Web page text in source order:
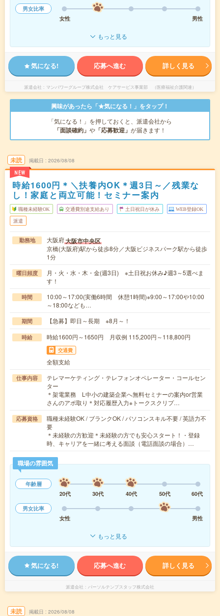
男女比率
女性
男性
もっと見る
気になる! 応募へ進む 詳しく見る
派遣会社 マンパワーグループ株式会社 ケアサービス事業部 （医療福祉介護関連）
興味があったら「★気になる！」をタップ！
「気になる！」を押しておくと、派遣会社から
「面談確約」 や 「応募歓迎」 が届きます！
未読
NEW
掲載日 2026/08/08
時給1600円＊＼扶養内OK＊週3日～／残業な
し！家庭と両立可能！セミナー案内
職種未経験OK 交通費別途支給あり 土日祝日が休み WEB登録OK
派遣
勤務地 大阪府大阪市中央区
京橋(大阪府)駅から徒歩8分／大阪ビジネスパーク駅から徒歩
1分
曜日頻度
月・火・水・木・金(週3日) ※土日祝お休み♪週3～5選べま
す！
時間
10:00～17:00(実働6時間 休憩1時間)※9:00～17:00や10:00
～18:00なども…
期間 【急募】即日～長期 ※8月～！
時給 時給1600円～1650円 月収例 115,200円～118,800円
交通費
全額支給
仕事内容
テレマーケティング・テレフォンオペレーター・コールセン
ター
＊架電業務 L中小の建築企業へ無料セミナーの案内or営業
さんのアポ取り＊対応履歴入力※トークスクリプ…
応募資格
職種未経験OK / ブランクOK / パソコンスキル不要 / 英語力不
要
＊未経験の方歓迎＊未経験の方でも安心スタート！・登録
時、キャリアを一緒に考える面談（電話面談の場合）…
職場の雰囲気
年齢層
20代
30代 40代 50代
60代
男女比率
女性
男性
もっと見る
気になる! 応募へ進む 詳しく見る
派遣会社 パーソルテンプスタッフ株式会社
未読 掲載日 2026/08/08